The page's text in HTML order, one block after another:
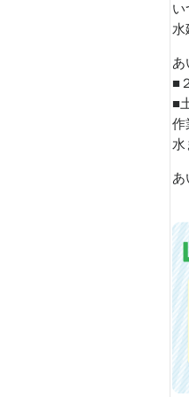
い
水
あ
■
■
作
水